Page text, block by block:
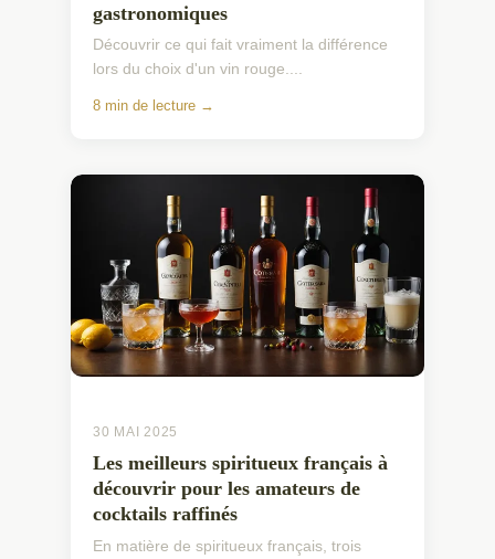
gastronomiques
Découvrir ce qui fait vraiment la différence
lors du choix d'un vin rouge....
8 min de lecture →
30 MAI 2025
Les meilleurs spiritueux français à
découvrir pour les amateurs de
cocktails raffinés
En matière de spiritueux français, trois